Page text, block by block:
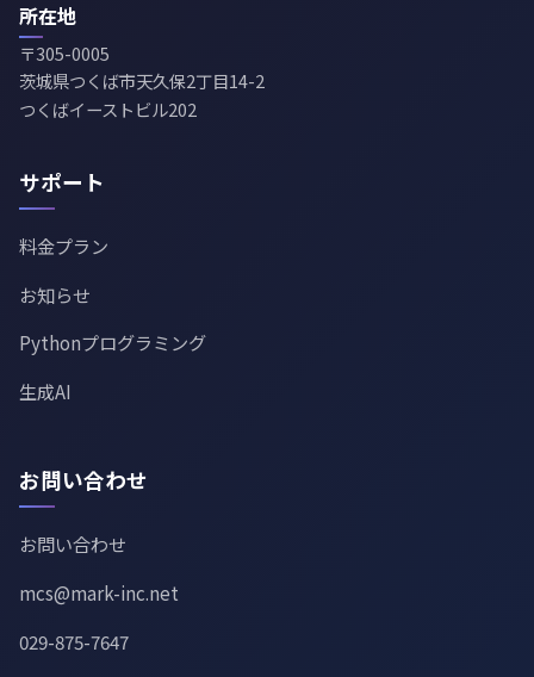
所在地
〒305-0005
茨城県つくば市天久保2丁目14-2
つくばイーストビル202
サポート
料金プラン
お知らせ
Pythonプログラミング
生成AI
お問い合わせ
お問い合わせ
mcs@mark-inc.net
029-875-7647